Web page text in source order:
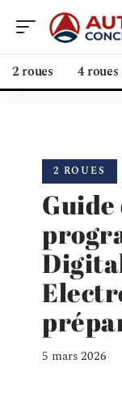
2 roues 4 roues
2 ROUES
Guide
5 mars 2026